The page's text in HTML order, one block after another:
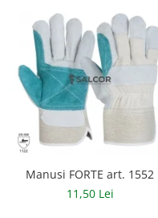
Manusi FORTE art. 1552
11,50 Lei